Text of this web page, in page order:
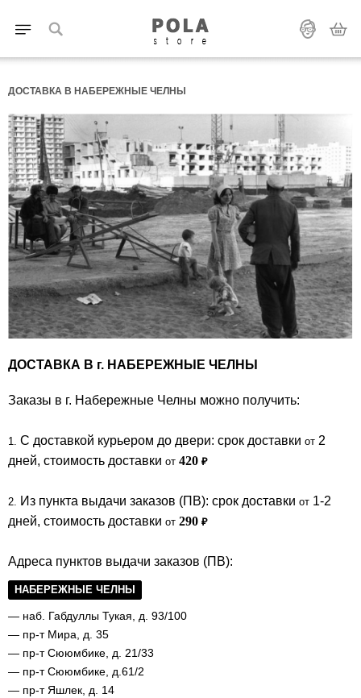
ДОСТАВКА В НАБЕРЕЖНЫЕ ЧЕЛНЫ
ДОСТАВКА В г. НАБЕРЕЖНЫЕ ЧЕЛНЫ
Заказы в г. Набережные Челны можно получить:
1. C доставкой курьером до двери: cрок доставки от 2
дней, стоимость доставки от 420 ₽
2. Из пункта выдачи заказов (ПВ): срок доставки от 1-2
дней, стоимость доставки от 290 ₽
Адреса пунктов выдачи заказов (ПВ):
НАБЕРЕЖНЫЕ ЧЕЛНЫ
— наб. Габдуллы Тукая, д. 93/100
— пр-т Мира, д. 35
— пр-т Сююмбике, д. 21/33
— пр-т Сююмбике, д.61/2
— пр-т Яшлек, д. 14